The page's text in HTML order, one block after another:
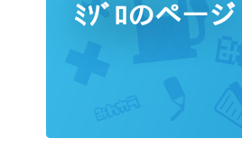
ﾐｿﾞﾛのページ